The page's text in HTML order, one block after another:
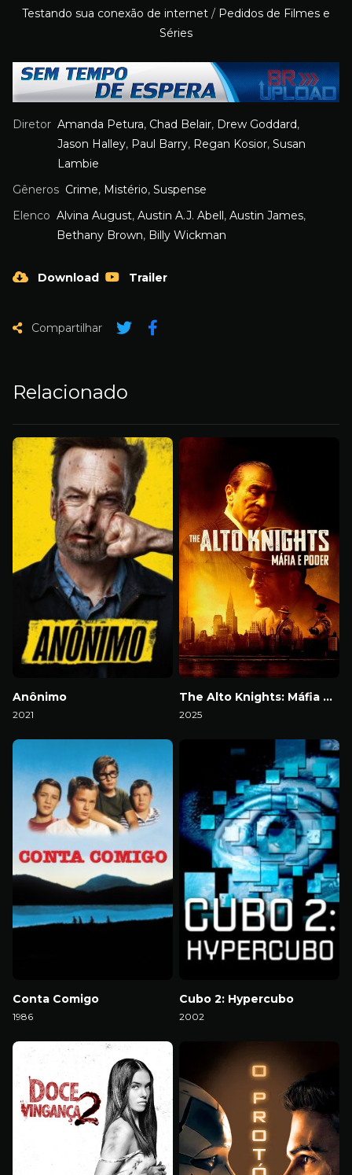
Testando sua conexão de internet / Pedidos de Filmes e
Séries
Diretor Amanda Petura, Chad Belair, Drew Goddard,
Jason Halley, Paul Barry, Regan Kosior, Susan
Lambie
Gêneros Crime, Mistério, Suspense
Elenco Alvina August, Austin A.J. Abell , Austin James,
Bethany Brown, Billy Wickman
Download Trailer
Compartilhar
Relacionado
Anônimo
2021
The Alto Knights: Máfia e Poder
2025
Conta Comigo
1986
Cubo 2: Hypercubo
2002